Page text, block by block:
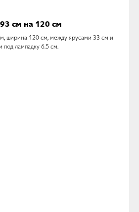
см на 120 см
ширина 120 см, между ярусами 33 см и
под лампадку 6.5 см.